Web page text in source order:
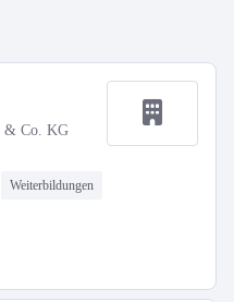
& Co. KG
Weiterbildungen